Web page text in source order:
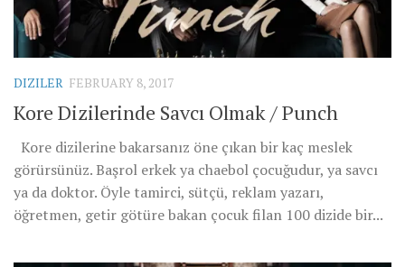
DIZILER FEBRUARY 8, 2017
Kore Dizilerinde Savcı Olmak / Punch
Kore dizilerine bakarsanız öne çıkan bir kaç meslek
görürsünüz. Başrol erkek ya chaebol çocuğudur, ya savcı
ya da doktor. Öyle tamirci, sütçü, reklam yazarı,
öğretmen, getir götüre bakan çocuk filan 100 dizide bir...